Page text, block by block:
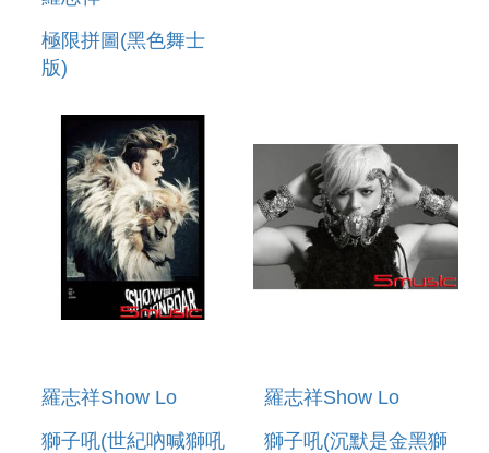
極限拼圖(黑色舞士
版)
羅志祥Show Lo
獅子吼(世紀吶喊獅吼
羅志祥Show Lo
獅子吼(沉默是金黑獅